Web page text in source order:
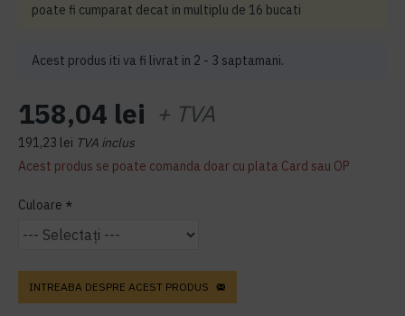
Acest produs iti va fi livrat in 2 - 3 saptamani.
158,04 lei + TVA
191,23 lei TVA inclus
Acest produs se poate comanda doar cu plata Card sau OP
Culoare
poate fi cumparat decat in multiplu de 16 bucati
INTREABA DESPRE ACEST PRODUS